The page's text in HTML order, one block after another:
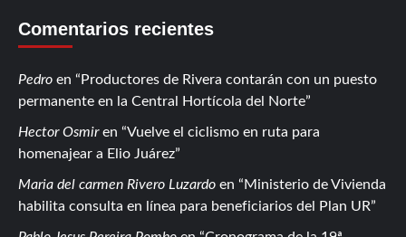
Comentarios recientes
Pedro en
Productores de Rivera contarán con un puesto
permanente en la Central Hortícola del Norte
Hector Osmiren
Vuelve el ciclismo en ruta para
homenajear a Elio Juárez
Maria del carmen Rivero Luzardo en
Ministerio de Vivienda
habilita consulta en línea para beneficiarios del Plan UR